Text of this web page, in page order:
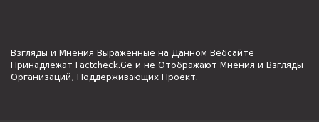
Взгляды и Мнения Выраженные на Данном Вебсайте
Принадлежат Factcheck.Ge и не Отображают Мнения и Взгляды
Организаций, Поддерживающих Проект.